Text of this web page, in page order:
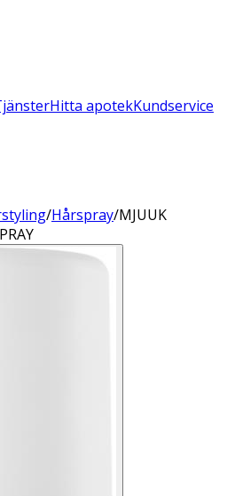
Hitta apotekKundservice
/Hårspray/MJUUK